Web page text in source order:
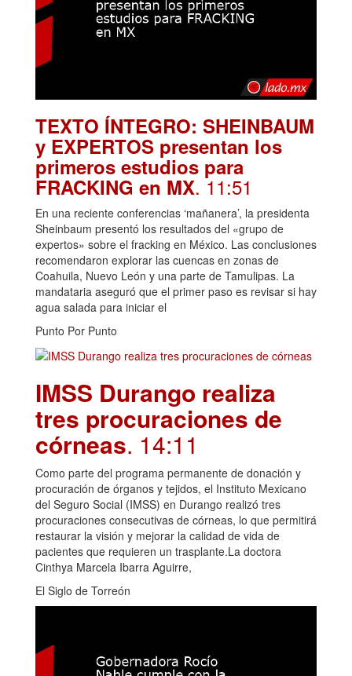
TEXTO ÍNTEGRO: SHEINBAUM
y EXPERTOS presentan los
primeros estudios para
FRACKING en MX. 11:51
En una reciente conferencias ‘mañanera’, la presidenta
Sheinbaum presentó los resultados del «grupo de
expertos» sobre el fracking en México. Las conclusiones
recomendaron explorar las cuencas en zonas de
Coahuila, Nuevo León y una parte de Tamulipas. La
mandataria aseguró que el primer paso es revisar si hay
agua salada para iniciar el
Punto Por Punto
IMSS Durango realiza
tres procuraciones de
córneas. 14:11
Como parte del programa permanente de donación y
procuración de órganos y tejidos, el Instituto Mexicano
del Seguro Social (IMSS) en Durango realizó tres
procuraciones consecutivas de córneas, lo que permitirá
restaurar la visión y mejorar la calidad de vida de
pacientes que requieren un trasplante.La doctora
Cinthya Marcela Ibarra Aguirre,
El Siglo de Torreón